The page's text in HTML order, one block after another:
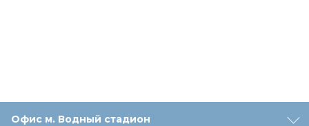
Офис м. Водный стадион